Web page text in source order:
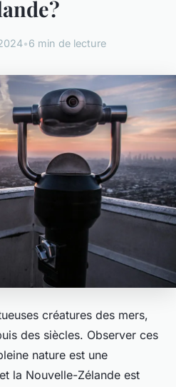
•6 min de lecture
créatures des mers,
des siècles. Observer ces
nature est une
la Nouvelle-Zélande est